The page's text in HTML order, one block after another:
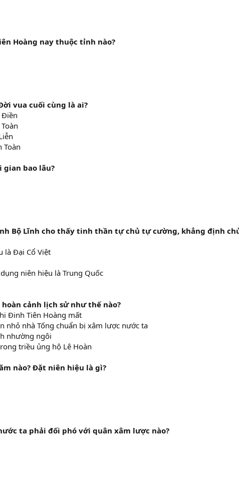
Hoàng nay thuộc tỉnh nào?
vua cuối cùng là ai?
Điền
Toàn
bao lâu?
Bộ Lĩnh cho thấy tinh thần tự chủ tự cường, khẳng định
là Đại Cổ Việt
niên hiệu là Trung Quốc
cảnh lịch sử như thế nào?
Đinh Tiên Hoàng mất
nhỏ nhà Tống chuẩn bị xâm lược nước ta
nhường ngôi
triều ủng hộ Lê Hoàn
nào? Đặt niên hiệu là gì?
ta phải đối phó với quân xâm lược nào?